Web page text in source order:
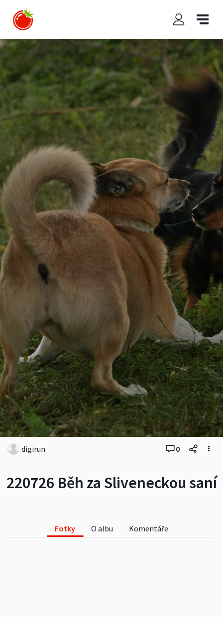
220726 Běh za Sliveneckou saní
digirun 0
Fotky O albu Komentáře